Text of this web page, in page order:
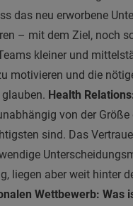
das neu erworbene
– mit dem Ziel, noch
kleiner und
motivieren und die
Health
von der Größe
sind. Das
liegen aber weit hinter
Wettbewerb: Was